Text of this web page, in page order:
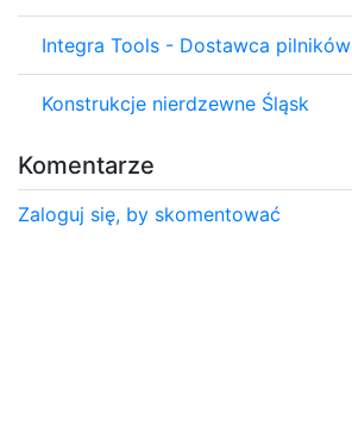
Integra Tools - Dostawca pilników
Konstrukcje nierdzewne Śląsk
Komentarze
Zaloguj się, by skomentować